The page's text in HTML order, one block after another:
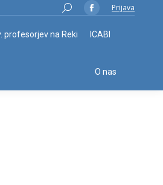
Search:
Facebook
page
new
window
Prijava
profesorjev na Reki ICABI
O nas